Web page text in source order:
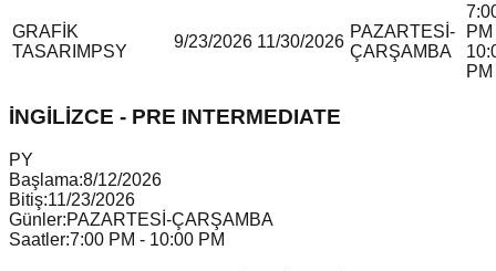
GRAFİK
TASARIM PSY
9/23/2026 11/30/2026
PAZARTESİ-
ÇARŞAMBA
PM
PM
İNGİLİZCE - PRE INTERMEDIATE
PY
Başlama:8/12/2026
Bitiş:11/23/2026
Günler:PAZARTESİ-ÇARŞAMBA
Saatler:7:00 PM - 10:00 PM